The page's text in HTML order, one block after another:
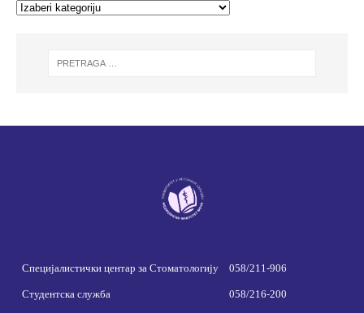
Специјалистички центар за Стоматологију 058/211-906
Студентска служба 058/216-200